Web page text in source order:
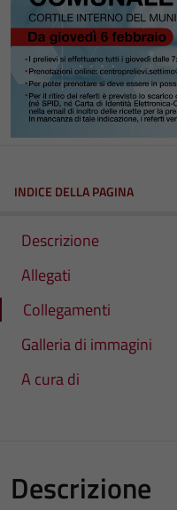
INDICE DELLA PAGINA
Descrizione
Allegati
Collegamenti
Galleria di immagini
A cura di
Descrizione